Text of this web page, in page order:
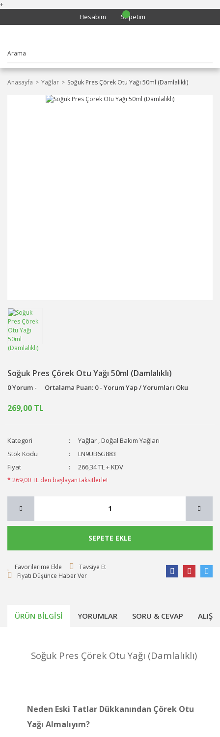
+
Hesabım Sepetim
Anasayfa Yağlar Soğuk Pres Çörek Otu Yağı 50ml (Damlalıklı)
Soğuk Pres Çörek Otu Yağı 50ml (Damlalıklı)
0 Yorum - Ortalama Puan: 0 - Yorum Yap / Yorumları Oku
269,00 TL
Kategori Yağlar ,Doğal Bakım Yağları
Stok Kodu
LN9UB6G883
Fiyat
266,34 TL + KDV
* 269,00 TL den başlayan taksitlerle!
SEPETE EKLE
Tavsiye Et
Fiyatı Düşünce Haber Ver
ÜRÜN BILGISI YORUMLAR SORU & CEVAP
Soğuk Pres Çörek Otu Yağı (Damlalıklı)
Neden Eski Tatlar Dükkanından Çörek Otu
Yağı Almalıyım?